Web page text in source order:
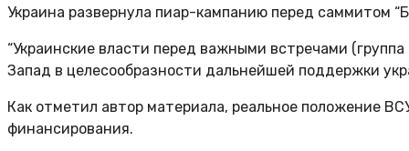
Украина развернула пиар-кампанию перед саммитом
“Украинские власти перед важными встречами
Запад в целесообразности дальнейшей поддержки
Как отметил автор материала, реальное положение
финансирования.